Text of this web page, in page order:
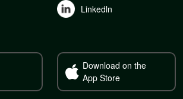
Linkedln
Download on the
App Store